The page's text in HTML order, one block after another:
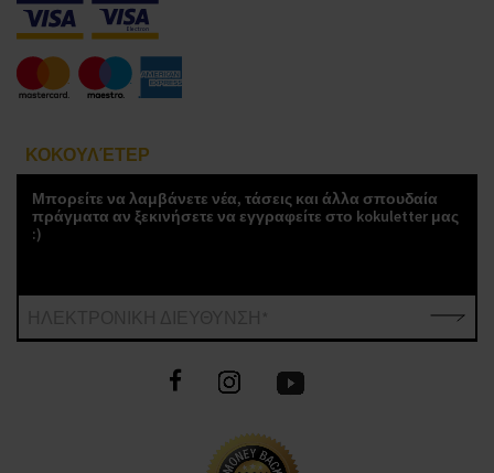
ΚΟΚΟΥΛΈΤΕΡ
Μπορείτε να λαμβάνετε νέα, τάσεις και άλλα σπουδαία
πράγματα αν ξεκινήσετε να εγγραφείτε στο kokuletter μας
:)